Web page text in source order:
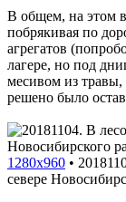
В общем, на этом
побрякивая по
агрегатов
лагере, но под
месивом из травы,
решено было
1280x960 •
севере